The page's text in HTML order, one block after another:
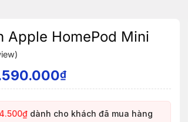
Apple HomePod Mini
₫
dành cho khách đã mua hàng